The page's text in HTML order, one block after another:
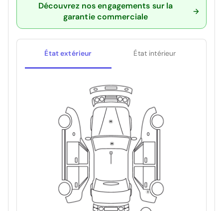
Découvrez nos engagements sur la
garantie commerciale
État extérieur État intérieur